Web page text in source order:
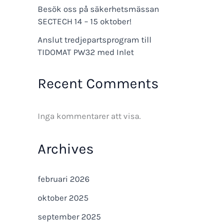
Besök oss på säkerhetsmässan
SECTECH 14 – 15 oktober!
Anslut tredjepartsprogram till
TIDOMAT PW32 med Inlet
Recent Comments
Inga kommentarer att visa.
Archives
februari 2026
oktober 2025
september 2025